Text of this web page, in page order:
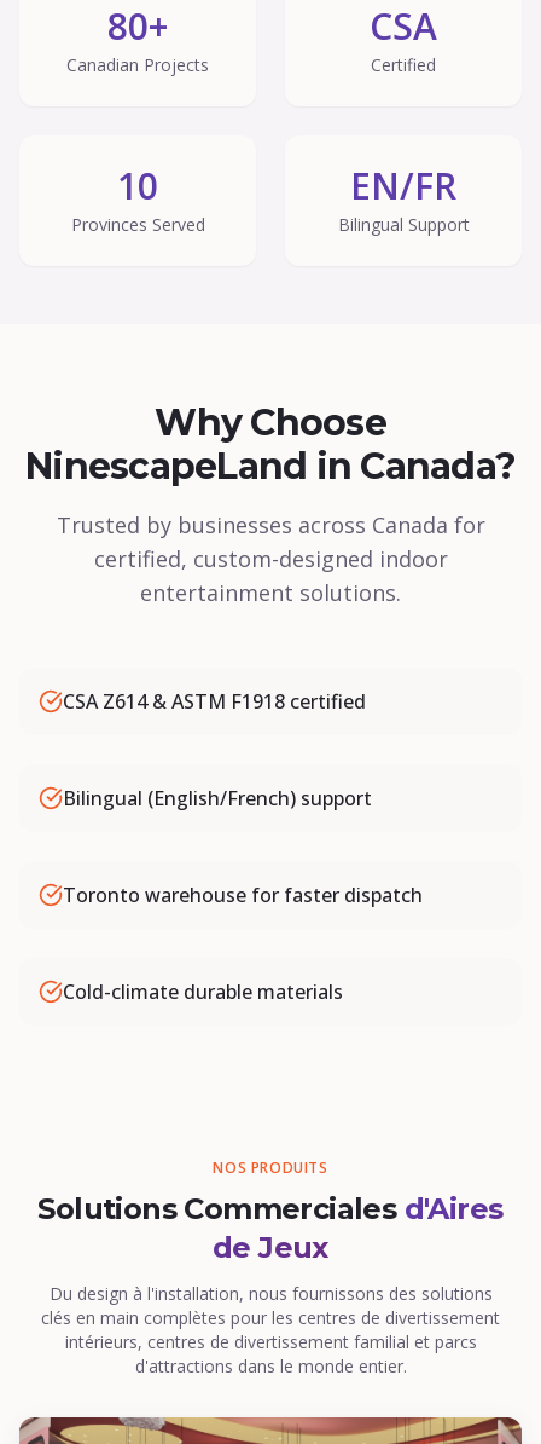
80+
Canadian Projects
CSA
Certified
10
Provinces Served
EN/FR
Bilingual Support
Why Choose
NinescapeLand in Canada?
Trusted by businesses across Canada for
certified, custom-designed indoor
entertainment solutions.
CSA Z614 & ASTM F1918 certified
Bilingual (English/French) support
Toronto warehouse for faster dispatch
Cold-climate durable materials
NOS PRODUITS
Solutions Commerciales d'Aires
de Jeux
Du design à l'installation, nous fournissons des solutions
clés en main complètes pour les centres de divertissement
intérieurs, centres de divertissement familial et parcs
d'attractions dans le monde entier.